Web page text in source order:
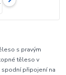
s pravým
těleso v
spodní připojení na